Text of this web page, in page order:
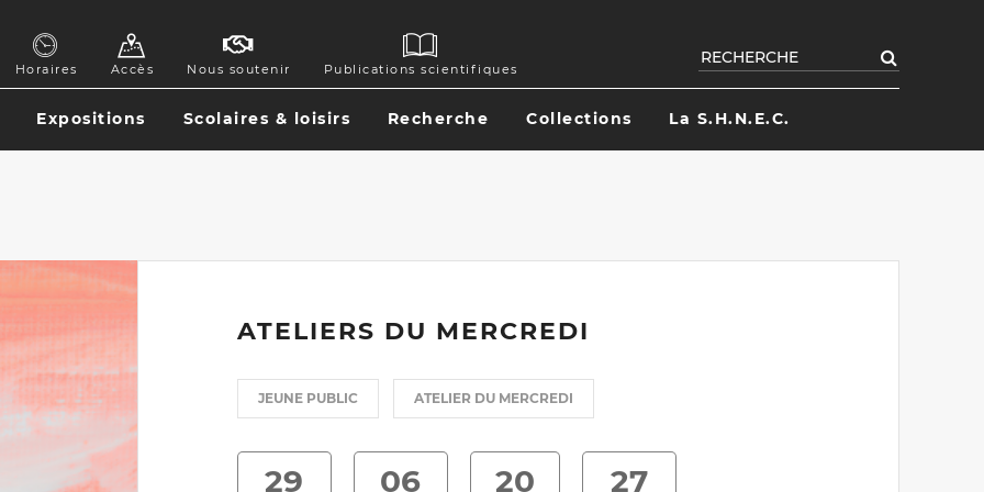
Horaires Accès Nous soutenir Publications scientifiques
Rechercher
Expositions Scolaires & loisirs Recherche Collections La S.H.N.E.C.
ATELIERS DU MERCREDI
JEUNE PUBLIC ATELIER DU MERCREDI
29 06 20 27